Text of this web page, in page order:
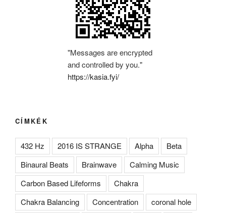
"Messages are encrypted
and controlled by you."
https://kasia.fyi/
CÍMKÉK
432 Hz 2016 IS STRANGE Alpha
Beta
Binaural Beats
Brainwave
Calming Music
Carbon Based Lifeforms
Chakra
Chakra Balancing
Concentration
coronal hole